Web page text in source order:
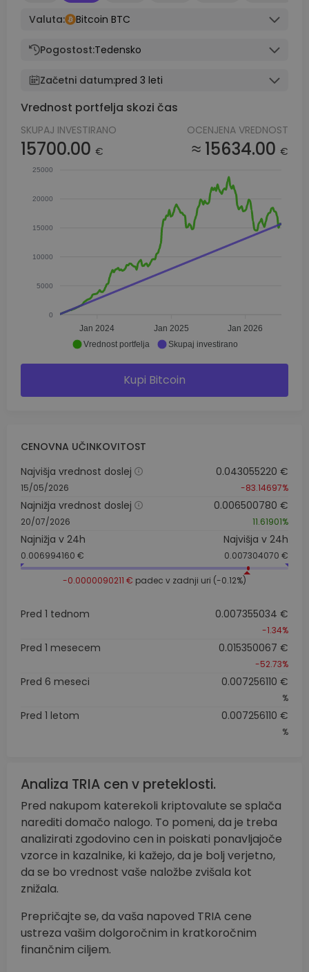
Valuta:
Bitcoin BTC
Pogostost:Tedensko
Začetni datum:pred 3 leti
Vrednost portfelja skozi čas
SKUPAJ INVESTIRANO
15700.00 €
OCENJENA VREDNOST
≈ 15634.00 €
25000
20000
15000
10000
5000
0
Jan 2024 Jan 2025 Jan 2026
Vrednost portfelja Skupaj investirano
Kupi Bitcoin
CENOVNA UČINKOVITOST
Najvišja vrednost doslej
15/05/2026
0.043055220 €
-83.14697%
Najnižja vrednost doslej
20/07/2026
0.006500780 €
11.61901%
Najnižja v 24h
0.006994160 €
Najvišja v 24h
0.007304070 €
-0.0000090211 € padec v zadnji uri (-0.12%)
Pred 1 tednom 0.007355034 €
-1.34%
Pred 1 mesecem 0.015350067 €
-52.73%
Pred 6 meseci 0.007256110 €
%
Pred 1 letom 0.007256110 €
%
Analiza TRIA cen v preteklosti.
Pred nakupom katerekoli kriptovalute se splača
narediti domačo nalogo. To pomeni, da je treba
analizirati zgodovino cen in poiskati ponavljajoče
vzorce in kazalnike, ki kažejo, da je bolj verjetno,
da se bo vrednost vaše naložbe zvišala kot
znižala.
Prepričajte se, da vaša napoved TRIA cene
ustreza vašim dolgoročnim in kratkoročnim
finančnim ciljem.